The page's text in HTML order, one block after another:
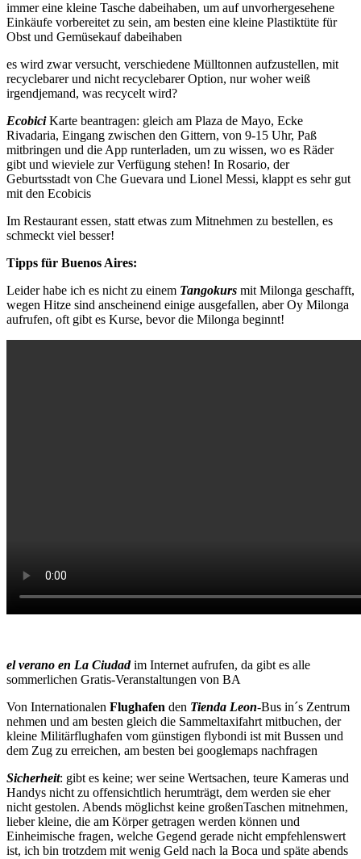
immer eine kleine Tasche dabeihaben, um auf unvorhergesehene
Einkäufe vorbereitet zu sein, am besten eine kleine Plastiktüte für
Obst und Gemüsekauf dabeihaben
es wird zwar versucht, verschiedene Mülltonnen aufzustellen, mit
recyclebarer und nicht recyclebarer Option, nur woher weiß
irgendjemand, was recycelt wird?
EcobiciKarte beantragen: gleich am Plaza de Mayo, Ecke
Rivadaria, Eingang zwischen den Gittern, von 9-15 Uhr, Paß
mitbringen und die App runterladen, um zu wissen, wo es Räder
gibt und wieviele zur Verfügung stehen! In Rosario, der
Geburtsstadt von Che Guevara und Lionel Messi, klappt es sehr gut
mit den Ecobicis
Im Restaurant essen, statt etwas zum Mitnehmen zu bestellen, es
schmeckt viel besser!
Tipps für Buenos Aires:
Leider habe ich es nicht zu einem Tangokurs mit Milonga geschafft,
wegen Hitze sind anscheinend einige ausgefallen, aber Oy Milonga
aufrufen, oft gibt es Kurse, bevor die Milonga beginnt!
el verano en La Ciudadim Internet aufrufen, da gibt es alle
sommerlichen Gratis-Veranstaltungen von BA
Von Internationalen Flughafen den Tienda Leon-Bus in´s Zentrum
nehmen und am besten gleich die Sammeltaxifahrt mitbuchen, der
kleine Militärflughafen vom günstigen flybondi ist mit Bussen und
dem Zug zu erreichen, am besten bei googlemaps nachfragen
Sicherheit: gibt es keine; wer seine Wertsachen, teure Kameras und
Handys nicht zu offensichtlich herumträgt, dem werden sie eher
nicht gestolen. Abends möglichst keine großenTaschen mitnehmen,
lieber kleine, die am Körper getragen werden können und
Einheimische fragen, welche Gegend gerade nicht empfehlenswert
ist, ich bin trotzdem mit wenig Geld nach la Boca und späte abends